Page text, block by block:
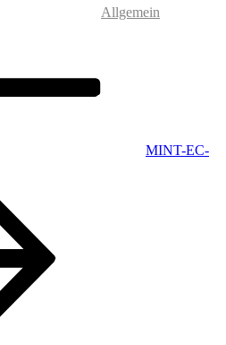
Allgemein
MINT-EC-